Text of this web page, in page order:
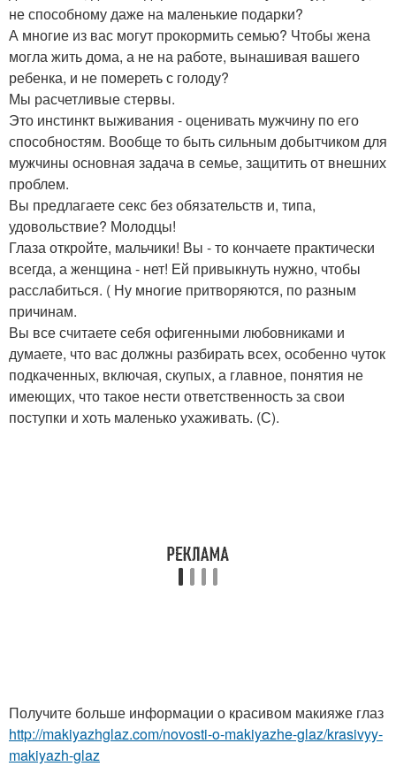
не способному даже на маленькие подарки?
А многие из вас могут прокормить семью? Чтобы жена
могла жить дома, а не на работе, вынашивая вашего
ребенка, и не помереть с голоду?
Мы расчетливые стервы.
Это инстинкт выживания - оценивать мужчину по его
способностям. Вообще то быть сильным добытчиком для
мужчины основная задача в семье, защитить от внешних
проблем.
Вы предлагаете секс без обязательств и, типа,
удовольствие? Молодцы!
Глаза откройте, мальчики! Вы - то кончаете практически
всегда, а женщина - нет! Ей привыкнуть нужно, чтобы
расслабиться. ( Ну многие притворяются, по разным
причинам.
Вы все считаете себя офигенными любовниками и
думаете, что вас должны разбирать всех, особенно чуток
подкаченных, включая, скупых, а главное, понятия не
имеющих, что такое нести ответственность за свои
поступки и хоть маленько ухаживать. (С).
Получите больше информации о красивом макияже глаз
http://makiyazhglaz.com/novosti-o-makiyazhe-glaz/krasivyy-
makiyazh-glaz